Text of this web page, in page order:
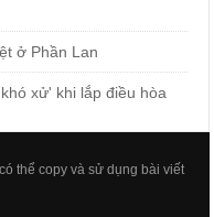
ở Phần Lan
xử' khi lắp điều hòa
thể copy và sử dụng bài viết